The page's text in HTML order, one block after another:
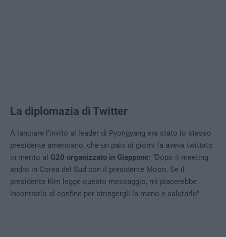
La diplomazia di Twitter
A lanciare l’invito al leader di Pyongyang era stato lo stesso
presidente americano, che un paio di giorni fa aveva twittato
in merito al G20 organizzato in Giappone: “Dopo il meeting
andrò in Corea del Sud con il presidente Moon. Se il
presidente Kim legge questo messaggio, mi piacerebbe
incontrarlo al confine per stringergli la mano e salutarlo”.